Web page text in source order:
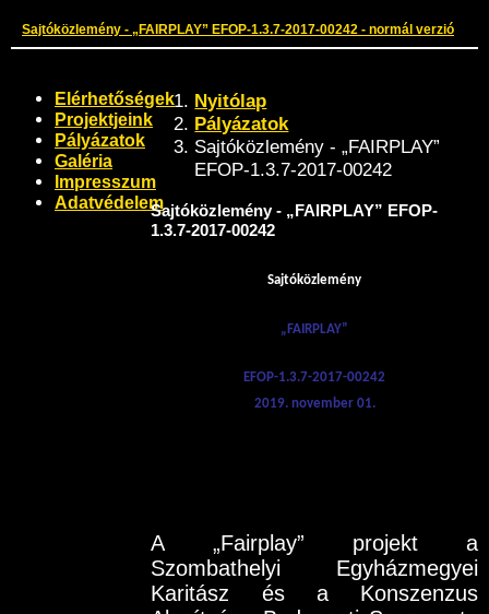
Sajtóközlemény - „FAIRPLAY” EFOP-1.3.7-2017-00242 - normál verzió
Elérhetőségek
Projektjeink
Pályázatok
Galéria
Impresszum
Adatvédelem
Nyitólap
Pályázatok
Sajtóközlemény - „FAIRPLAY”
EFOP-1.3.7-2017-00242
Sajtóközlemény - „FAIRPLAY” EFOP-
1.3.7-2017-00242
Sajtóközlemény
„FAIRPLAY”
EFOP-1.3.7-2017-00242
2019. november 01.
A „Fairplay” projekt a
Szombathelyi Egyházmegyei
Karitász és a Konszenzus